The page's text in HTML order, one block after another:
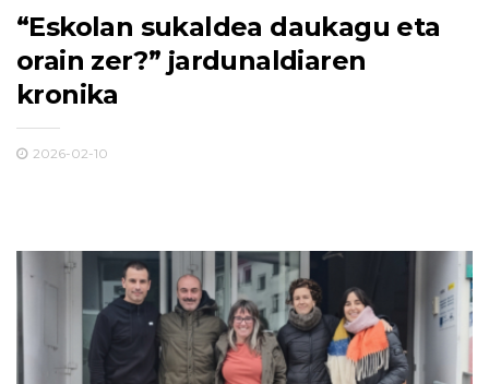
“Eskolan sukaldea daukagu eta
orain zer?” jardunaldiaren
kronika
2026-02-10